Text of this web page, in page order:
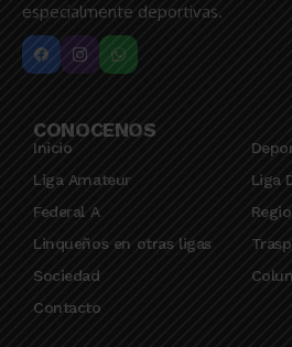
especialmente deportivas.
CONOCENOS
Inicio
Liga Amateur
Liga
Federal A
Linqueños en otras ligas
Sociedad
Contacto